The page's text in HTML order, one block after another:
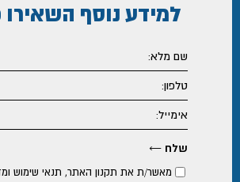
למידע נוסף השאירו
מאשר/ת את תקנון האתר, תנאי שימוש